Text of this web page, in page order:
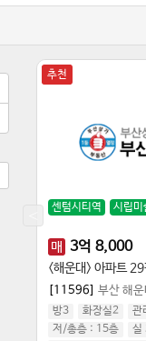
추천
센텀시티역 시립미
매 3억 8,000
<해운대> 아파트
[11596] 부산 해
방3 화장실2
관
저 /총층 : 15층 실